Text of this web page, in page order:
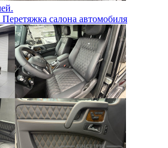
салона автомобиля